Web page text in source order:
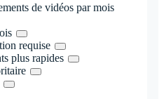
de vidéos par mois
requise
plus rapides